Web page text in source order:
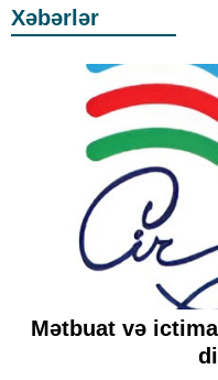
Xəbərlər
Mətbuat və